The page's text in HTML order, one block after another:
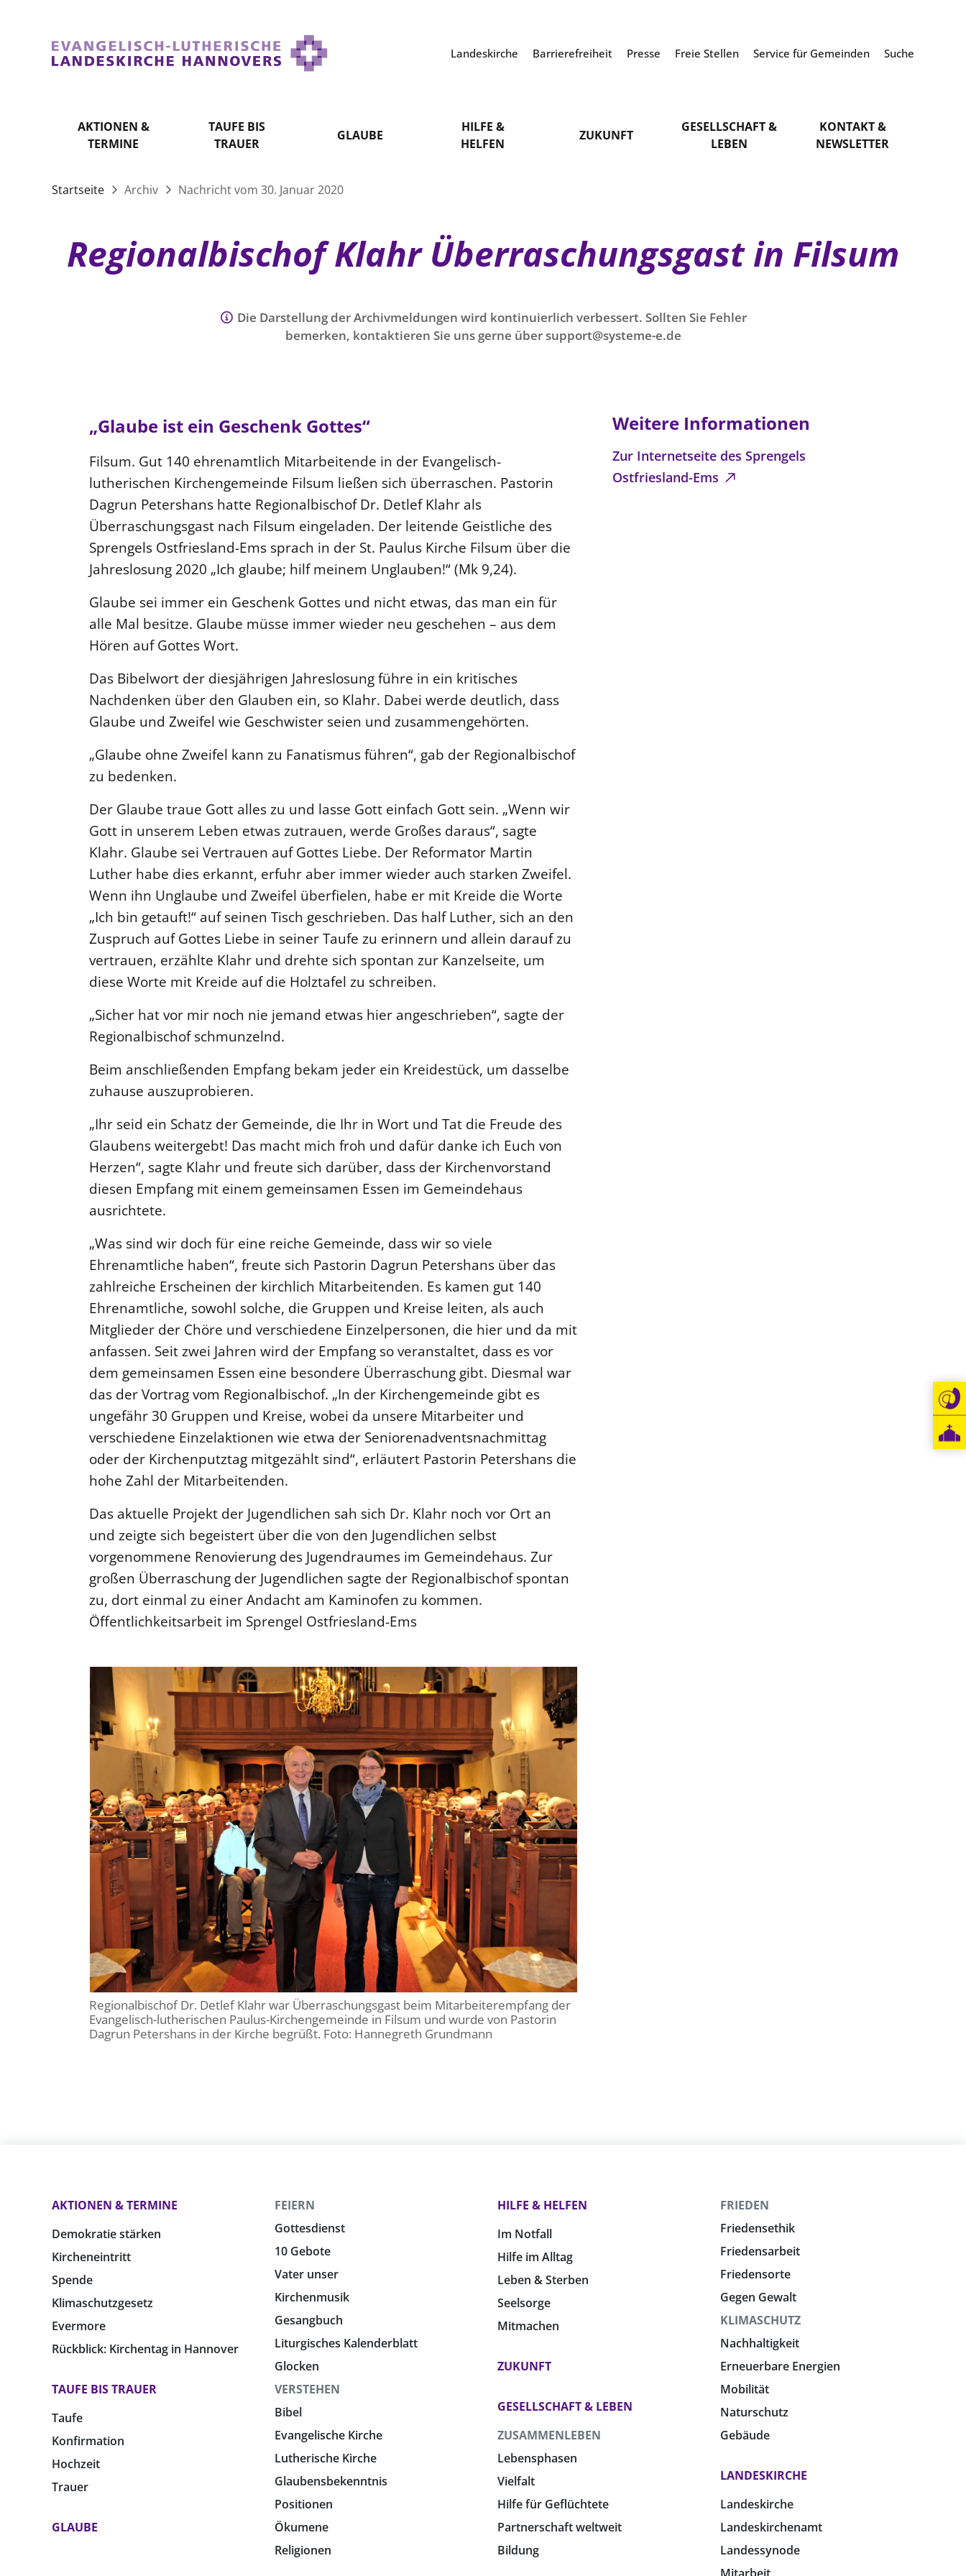
Landeskirche Barrierefreiheit Presse Freie Stellen Service für Gemeinden Suche
AKTIONEN &
TERMINE
TAUFE BIS
TRAUER
GLAUBE
HILFE &
HELFEN
ZUKUNFT
GESELLSCHAFT &
LEBEN
KONTAKT &
NEWSLETTER
Startseite Archiv Nachricht vom 30. Januar 2020
Regionalbischof Klahr Überraschungsgast in Filsum
Die Darstellung der Archivmeldungen wird kontinuierlich verbessert. Sollten Sie Fehler
bemerken, kontaktieren Sie uns gerne über support@systeme-e.de
„Glaube ist ein Geschenk Gottes“
Filsum. Gut 140 ehrenamtlich Mitarbeitende in der Evangelisch-
lutherischen Kirchengemeinde Filsum ließen sich überraschen. Pastorin
Dagrun Petershans hatte Regionalbischof Dr. Detlef Klahr als
Überraschungsgast nach Filsum eingeladen. Der leitende Geistliche des
Sprengels Ostfriesland-Ems sprach in der St. Paulus Kirche Filsum über die
Jahreslosung 2020 „Ich glaube; hilf meinem Unglauben!“ (Mk 9,24).
Glaube sei immer ein Geschenk Gottes und nicht etwas, das man ein für
alle Mal besitze. Glaube müsse immer wieder neu geschehen – aus dem
Hören auf Gottes Wort.
Das Bibelwort der diesjährigen Jahreslosung führe in ein kritisches
Nachdenken über den Glauben ein, so Klahr. Dabei werde deutlich, dass
Glaube und Zweifel wie Geschwister seien und zusammengehörten.
„Glaube ohne Zweifel kann zu Fanatismus führen“, gab der Regionalbischof
zu bedenken.
Der Glaube traue Gott alles zu und lasse Gott einfach Gott sein. „Wenn wir
Gott in unserem Leben etwas zutrauen, werde Großes daraus“, sagte
Klahr. Glaube sei Vertrauen auf Gottes Liebe. Der Reformator Martin
Luther habe dies erkannt, erfuhr aber immer wieder auch starken Zweifel.
Wenn ihn Unglaube und Zweifel überfielen, habe er mit Kreide die Worte
„Ich bin getauft!“ auf seinen Tisch geschrieben. Das half Luther, sich an den
Zuspruch auf Gottes Liebe in seiner Taufe zu erinnern und allein darauf zu
vertrauen, erzählte Klahr und drehte sich spontan zur Kanzelseite, um
diese Worte mit Kreide auf die Holztafel zu schreiben.
„Sicher hat vor mir noch nie jemand etwas hier angeschrieben“, sagte der
Regionalbischof schmunzelnd.
Beim anschließenden Empfang bekam jeder ein Kreidestück, um dasselbe
zuhause auszuprobieren.
„Ihr seid ein Schatz der Gemeinde, die Ihr in Wort und Tat die Freude des
Glaubens weitergebt! Das macht mich froh und dafür danke ich Euch von
Herzen“, sagte Klahr und freute sich darüber, dass der Kirchenvorstand
diesen Empfang mit einem gemeinsamen Essen im Gemeindehaus
ausrichtete.
„Was sind wir doch für eine reiche Gemeinde, dass wir so viele
Ehrenamtliche haben“, freute sich Pastorin Dagrun Petershans über das
zahlreiche Erscheinen der kirchlich Mitarbeitenden. Es kamen gut 140
Ehrenamtliche, sowohl solche, die Gruppen und Kreise leiten, als auch
Mitglieder der Chöre und verschiedene Einzelpersonen, die hier und da mit
anfassen. Seit zwei Jahren wird der Empfang so veranstaltet, dass es vor
dem gemeinsamen Essen eine besondere Überraschung gibt. Diesmal war
das der Vortrag vom Regionalbischof. „In der Kirchengemeinde gibt es
ungefähr 30 Gruppen und Kreise, wobei da unsere Mitarbeiter und
verschiedene Einzelaktionen wie etwa der Seniorenadventsnachmittag
oder der Kirchenputztag mitgezählt sind“, erläutert Pastorin Petershans die
hohe Zahl der Mitarbeitenden.
Das aktuelle Projekt der Jugendlichen sah sich Dr. Klahr noch vor Ort an
und zeigte sich begeistert über die von den Jugendlichen selbst
vorgenommene Renovierung des Jugendraumes im Gemeindehaus. Zur
großen Überraschung der Jugendlichen sagte der Regionalbischof spontan
zu, dort einmal zu einer Andacht am Kaminofen zu kommen.
Öffentlichkeitsarbeit im Sprengel Ostfriesland-Ems
Regionalbischof Dr. Detlef Klahr war Überraschungsgast beim Mitarbeiterempfang der
Evangelisch-lutherischen Paulus-Kirchengemeinde in Filsum und wurde von Pastorin
Dagrun Petershans in der Kirche begrüßt. Foto: Hannegreth Grundmann
Weitere Informationen
Zur Internetseite des Sprengels
Ostfriesland-Ems
AKTIONEN & TERMINE
Demokratie stärken
Kircheneintritt
Spende
Klimaschutzgesetz
Evermore
Rückblick: Kirchentag in Hannover
TAUFE BIS TRAUER
Taufe
Konfirmation
Hochzeit
Trauer
GLAUBE
FEIERN
Gottesdienst
10 Gebote
Vater unser
Kirchenmusik
Gesangbuch
Liturgisches Kalenderblatt
Glocken
VERSTEHEN
Bibel
Evangelische Kirche
Lutherische Kirche
Glaubensbekenntnis
Positionen
Ökumene
Religionen
HILFE & HELFEN
Im Notfall
Hilfe im Alltag
Leben & Sterben
Seelsorge
Mitmachen
ZUKUNFT
GESELLSCHAFT & LEBEN
ZUSAMMENLEBEN
Lebensphasen
Vielfalt
Hilfe für Geflüchtete
Partnerschaft weltweit
Bildung
FRIEDEN
Friedensethik
Friedensarbeit
Friedensorte
Gegen Gewalt
KLIMASCHUTZ
Nachhaltigkeit
Erneuerbare Energien
Mobilität
Naturschutz
Gebäude
LANDESKIRCHE
Landeskirche
Landeskirchenamt
Landessynode